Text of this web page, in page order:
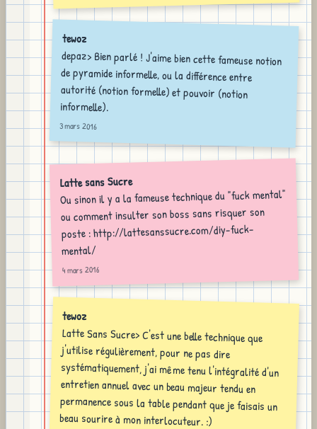
tewoz
depaz> Bien parlé ! J'aime bien cette fameuse notion
de pyramide informelle, ou la différence entre
autorité (notion formelle) et pouvoir (notion
informelle).
3 mars 2016
Latte sans Sucre
Ou sinon il y a la fameuse technique du "fuck mental"
ou comment insulter son boss sans risquer son
poste : http://lattesanssucre.com/diy-fuck-
mental/
4 mars 2016
tewoz
Latte Sans Sucre> C'est une belle technique que
j'utilise régulièrement, pour ne pas dire
systématiquement, j'ai même tenu l'intégralité d'un
entretien annuel avec un beau majeur tendu en
permanence sous la table pendant que je faisais un
beau sourire à mon interlocuteur. :)